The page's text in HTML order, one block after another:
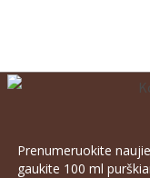
Prenumeruokite
gaukite 100 ml